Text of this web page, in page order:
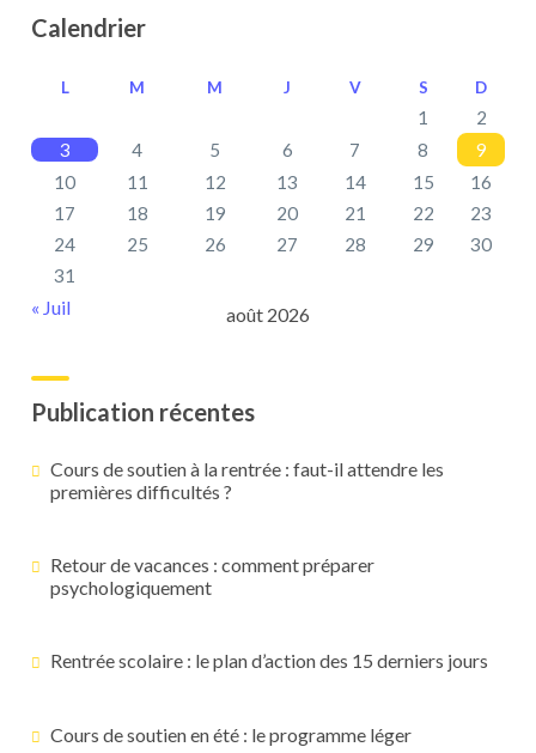
Calendrier
août 2026
L M M J V S D
1
2
3
4 5 6 7 8
9
10
11 12 13 14 15
16
17
18 19 20 21 22
23
24
25 26 27 28 29
30
31
« Juil
Publication récentes
Cours de soutien à la rentrée : faut-il attendre les
premières difficultés ?
Retour de vacances : comment préparer
psychologiquement
Rentrée scolaire : le plan d’action des 15 derniers jours
Cours de soutien en été : le programme léger